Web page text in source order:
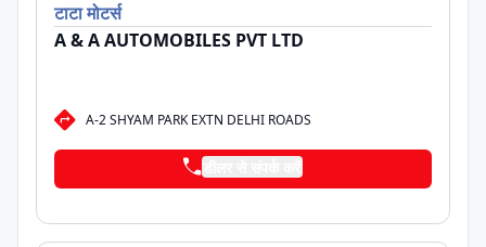
टाटामोटर्स
A & A AUTOMOBILES PVT LTD
A-2 SHYAM PARK EXTN DELHI ROADS